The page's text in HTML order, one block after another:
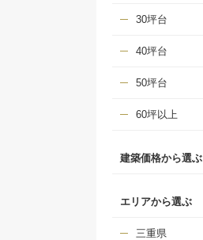
30坪台
40坪台
50坪台
60坪以上
建築価格から選ぶ
エリアから選ぶ
三重県